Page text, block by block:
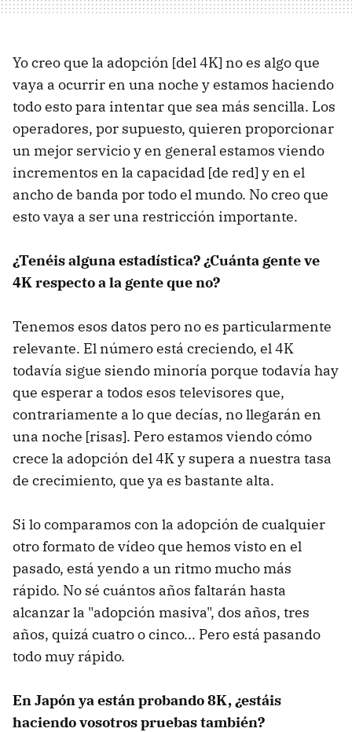
Yo creo que la adopción [del 4K] no es algo que
vaya a ocurrir en una noche y estamos haciendo
todo esto para intentar que sea más sencilla. Los
operadores, por supuesto, quieren proporcionar
un mejor servicio y en general estamos viendo
incrementos en la capacidad [de red] y en el
ancho de banda por todo el mundo. No creo que
esto vaya a ser una restricción importante.
¿Tenéis alguna estadística? ¿Cuánta gente ve
4K respecto a la gente que no?
Tenemos esos datos pero no es particularmente
relevante. El número está creciendo, el 4K
todavía sigue siendo minoría porque todavía hay
que esperar a todos esos televisores que,
contrariamente a lo que decías, no llegarán en
una noche [risas]. Pero estamos viendo cómo
crece la adopción del 4K y supera a nuestra tasa
de crecimiento, que ya es bastante alta.
Si lo comparamos con la adopción de cualquier
otro formato de vídeo que hemos visto en el
pasado, está yendo a un ritmo mucho más
rápido. No sé cuántos años faltarán hasta
alcanzar la "adopción masiva", dos años, tres
años, quizá cuatro o cinco... Pero está pasando
todo muy rápido.
En Japón ya están probando 8K, ¿estáis
haciendo vosotros pruebas también?